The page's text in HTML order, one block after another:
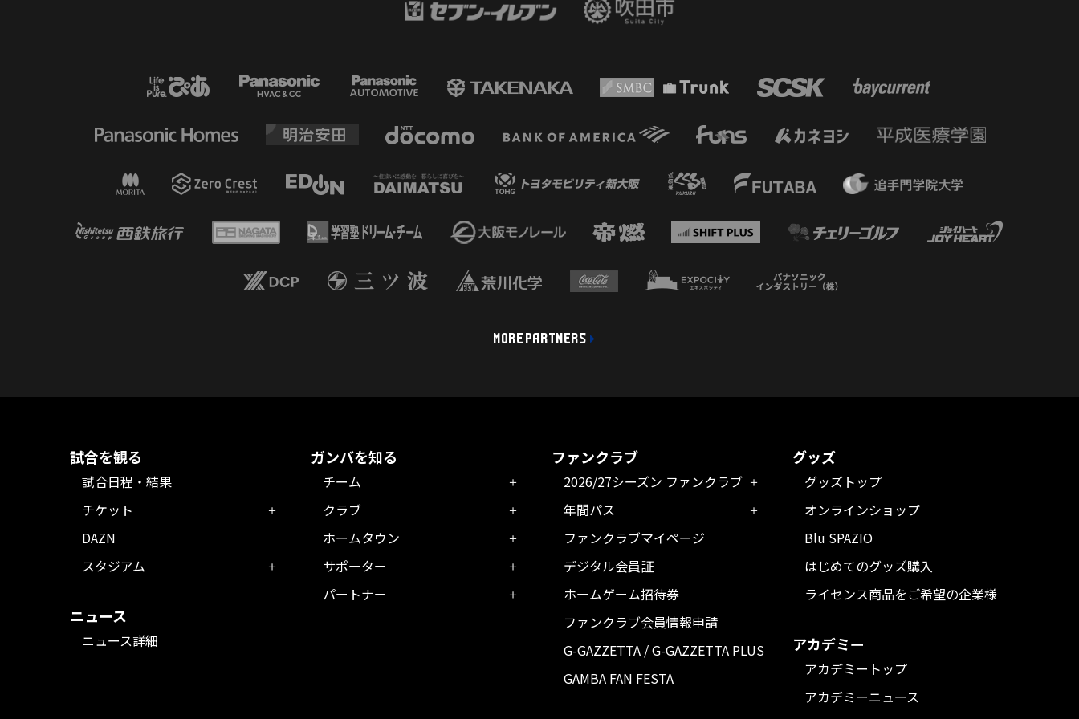
MORE PARTNERS
試合を観る
試合日程・結果
チケット
DAZN
スタジアム
ニュース
ニュース詳細
ガンバを知る
チーム
クラブ
ホームタウン
サポーター
パートナー
ファンクラブ
2026/27シーズン ファンクラブ
年間パス
ファンクラブマイページ
デジタル会員証
ホームゲーム招待券
ファンクラブ会員情報申請
G-GAZZETTA / G-GAZZETTA PLUS
GAMBA FAN FESTA
グッズ
グッズトップ
オンラインショップ
Blu SPAZIO
はじめてのグッズ購入
ライセンス商品をご希望の企業様
アカデミー
アカデミートップ
アカデミーニュース